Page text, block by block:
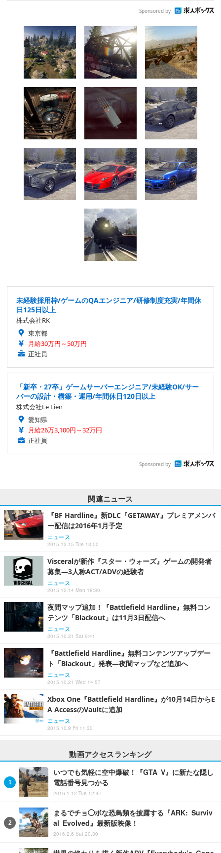
Sponsored by
未経験採用枠/ゲームのQAエンジニア/研修制度充実/年間休
日125日以上
株式会社RK
東京都
月給30万円～50万円
正社員
「新卒・27卒」ゲームサーバーエンジニア/未経験OK/サー
バーの設計・構築・運用/年間休日120日以上
株式会社Le Lien
愛知県
月給26万3,100円～32万円
正社員
Sponsored by
関連ニュース
『BF Hardline』新DLC『GETAWAY』プレミアメンバ
ー配信は2016年1月予定
ニュース
2015.12.15 Tue 13:00
Visceralが新作『スター・ウォーズ』ゲームの開発者
募集―3人称ACT/ADVの経験者
ニュース
2015.12.14 Mon 18:30
夜間マップ追加！『Battlefield Hardline』無料コン
テンツ「Blackout」は11月3日配信へ
ニュース
2015.10.31 Sat 9:41
『Battlefield Hardline』無料コンテンツアップデー
ト「Blackout」発表―夜間マップなど追加へ
ニュース
2015.10.21 Wed 14:57
Xbox One『Battlefield Hardline』が10月14日からE
A AccessのVaultに追加
ニュース
2015.10.9 Fri 11:30
動画アクセスランキング
いつでも気軽に空中爆破！『GTA V』に新たな隠し
電話番号見つかる
2016.1.12 Tue 12:47
まるでチョ◯ボな恐鳥類を披露する『ARK: Surviv
al Evolved』最新版映像！
2016.2.6 Sat 20:30